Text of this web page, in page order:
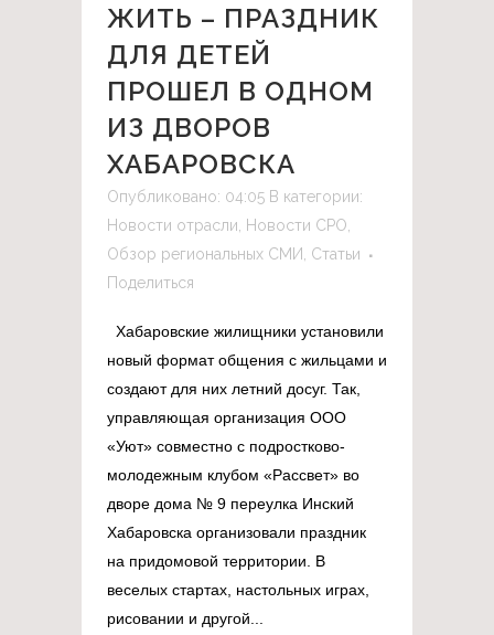
ЖИТЬ – ПРАЗДНИК
ДЛЯ ДЕТЕЙ
ПРОШЕЛ В ОДНОМ
ИЗ ДВОРОВ
ХАБАРОВСКА
Опубликовано: 04:05 В категории:
Новости отрасли
Новости СРО
Обзор региональных СМИ
Статьи
Поделиться
Хабаровские жилищники установили
новый формат общения с жильцами и
создают для них летний досуг. Так,
управляющая организация ООО
«Уют» совместно с подростково-
молодежным клубом «Рассвет» во
дворе дома № 9 переулка Инский
Хабаровска организовали праздник
на придомовой территории. В
веселых стартах, настольных играх,
рисовании и другой...